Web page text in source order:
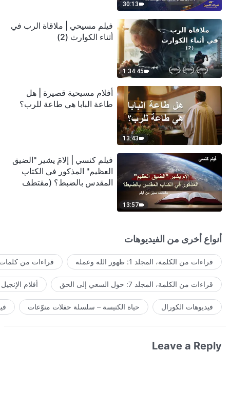
30:13
1:34:45
فيلم مسيحي | ملاقاة الرب في
أثناء الكوارث (2)
13:43
أفلام مسيحية قصيرة | هل
طاعة البابا هي طاعة للرب؟
13:57
فيلم كنسي | إلامَ يشير "الضيق
العظيم" المذكور في الكتاب
المقدس بالضبط؟ (مقتطف
أنواع أخرى من الفيديوهات
قراءات من الكلمة، المجلد 1: ظهور الله وعمله قراءات من كلمات
قراءات من الكلمة، المجلد 7: حول السعي إلى الحق أفلام الإنجيل
فيديوهات الكورال حياة الكنيسة – سلسلة حفلات منوّعات
Leave a Reply